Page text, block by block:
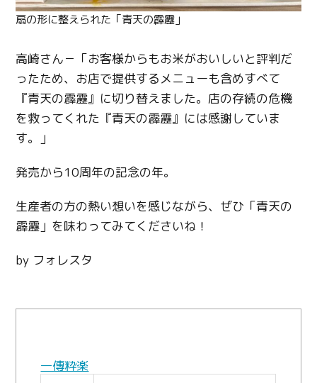
扇の形に整えられた「青天の霹靂」
高崎さん－「お客様からもお米がおいしいと評判だ
ったため、お店で提供するメニューも含めすべて
『青天の霹靂』に切り替えました。店の存続の危機
を救ってくれた『青天の霹靂』には感謝していま
す。」
発売から10周年の記念の年。
生産者の方の熱い想いを感じながら、ぜひ「青天の
霹靂」を味わってみてくださいね！
by フォレスタ
一傳粋楽